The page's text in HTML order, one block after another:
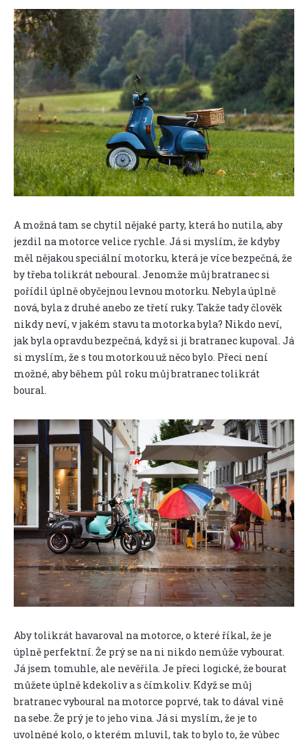
A možná tam se chytil nějaké party, která ho nutila, aby
jezdil na motorce velice rychle. Já si myslím, že kdyby
měl nějakou speciální motorku, která je více bezpečná, že
by třeba tolikrát neboural. Jenomže můj bratranec si
pořídil úplně obyčejnou levnou motorku. Nebyla úplně
nová, byla z druhé anebo ze třetí ruky. Takže tady člověk
nikdy neví, v jakém stavu ta motorka byla? Nikdo neví,
jak byla opravdu bezpečná, když si ji bratranec kupoval. Já
si myslím, že s tou motorkou už něco bylo. Přeci není
možné, aby během půl roku můj bratranec tolikrát
boural.
Aby tolikrát havaroval na motorce, o které říkal, že je
úplně perfektní. Že prý se na ni nikdo nemůže vybourat.
Já jsem tomuhle, ale nevěřila. Je přeci logické, že bourat
můžete úplně kdekoliv a s čímkoliv. Když se můj
bratranec vyboural na motorce poprvé, tak to dával vině
na sebe. Že prý je to jeho vina. Já si myslím, že je to
uvolněné kolo, o kterém mluvil, tak to bylo to, že vůbec